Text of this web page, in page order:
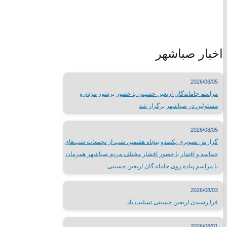
اخبار صباشهر
2026/08/05
مراسم جاماندگان اربعین حسینی با حضور پرشور مردم و
مسئولین در صباشهر برگزار شد
2026/08/05
گزارش تصویری یکصدو پنجاه هفتمین شب از تجمعات شب‌های
حماسه و اقتدار با حضور اقشار مختلف مردم صباشهر همزمان
با مراسم پیاده روی جاماندگان اربعین حسینی
2026/08/03
فرا رسیدن اربعین حسینی تسلیت باد.
سایتهای فرهنگی کشور
مطبوعات کشور
شبکه های صدا و سیما
لینک های محلی
استانداری تهران
فرمانداری شهرستان شهریار
اداره ورزش و جوانان شهریار
تماس با